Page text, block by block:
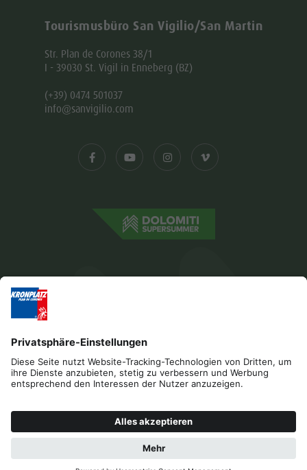
Tourismusbüro San Vigilio/San Martin
Str. Plan de Corones 38/1
I - 39030 St. Vigil in Enneberg (BZ)
(+39) 0474 501037
info@sanvigilio.com
Impressum Datenschutz
Barrierefreiheitserklärung